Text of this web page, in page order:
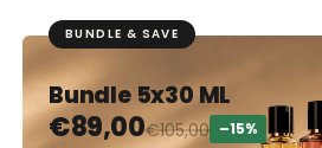
BUNDLE & SAVE
Bundle 5x30 ML
€89,00€105,00 –15%